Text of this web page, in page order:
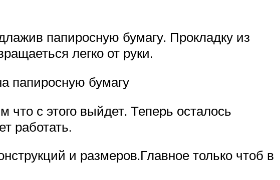
папиросную бумагу. Прокладку из
легко от руки.
папиросную бумагу
с этого выйдет. Теперь осталось
работать.
и размеров.Главное только чтоб в